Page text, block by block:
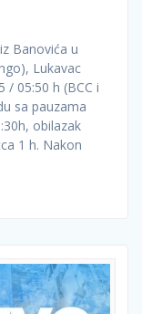
Banovića u
Lukavac
/ 05:50 h (BCC i
sa pauzama
obilazak
1 h. Nakon